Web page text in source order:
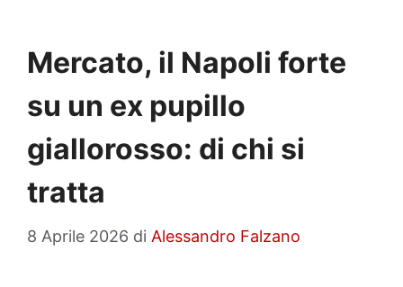
Mercato, il Napoli forte
su un ex pupillo
giallorosso: di chi si
tratta
8 Aprile 2026 di Alessandro Falzano